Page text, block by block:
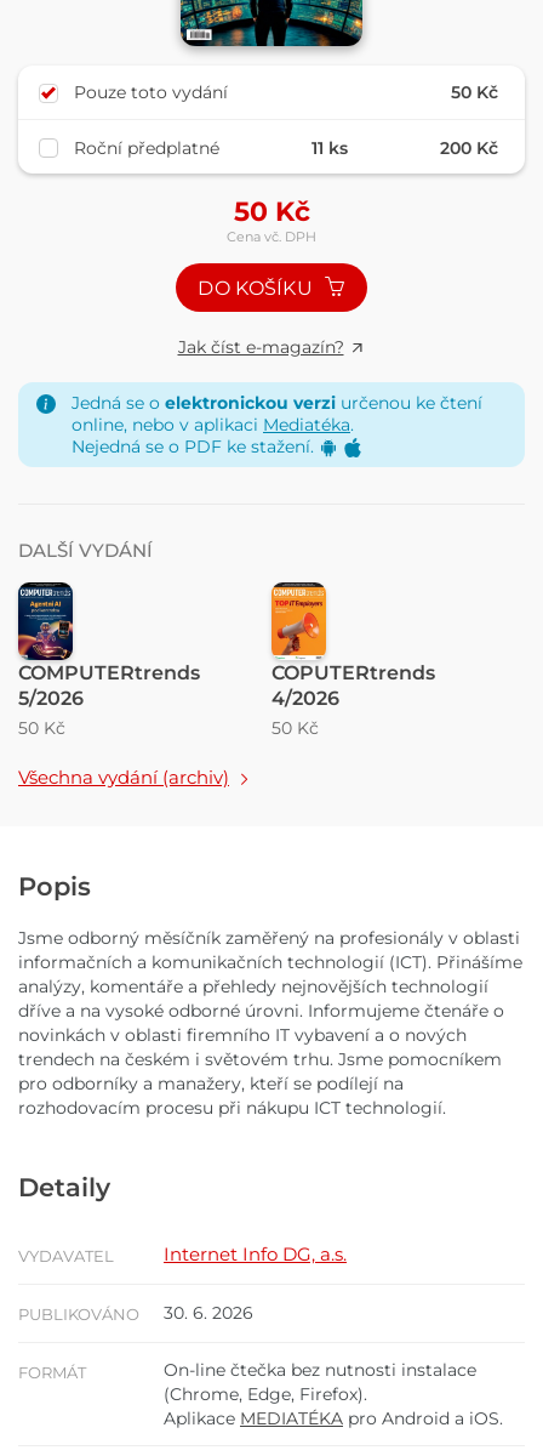
Pouze toto vydání 50 Kč
Roční předplatné 11 ks 200 Kč
50 Kč
Cena vč. DPH
DO KOŠÍKU
Jak číst e-magazín?
Jedná se o elektronickou verzi určenou ke čtení
online, nebo v aplikaci Mediatéka.
Nejedná se o PDF ke stažení.
DALŠÍ VYDÁNÍ
COMPUTERtrends
5/2026
50 Kč
COPUTERtrends
4/2026
50 Kč
Všechna vydání (archiv)
Popis
Jsme odborný měsíčník zaměřený na profesionály v oblasti
informačních a komunikačních technologií (ICT). Přinášíme
analýzy, komentáře a přehledy nejnovějších technologií
dříve a na vysoké odborné úrovni. Informujeme čtenáře o
novinkách v oblasti firemního IT vybavení a o nových
trendech na českém i světovém trhu. Jsme pomocníkem
pro odborníky a manažery, kteří se podílejí na
rozhodovacím procesu při nákupu ICT technologií.
Detaily
VYDAVATEL Internet Info DG, a.s.
PUBLIKOVÁNO 30. 6. 2026
FORMÁT
On-line čtečka bez nutnosti instalace
(Chrome, Edge, Firefox).
Aplikace MEDIATÉKA pro Android a iOS.